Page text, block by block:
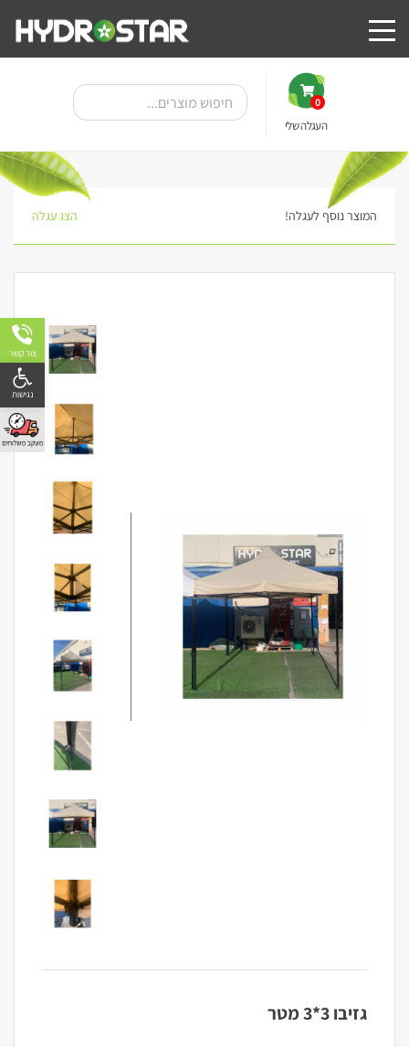
0
העגלה שלי
המוצר נוסף לעגלה! הצג עגלה
גזיבו 3*3 מטר
צור קשר